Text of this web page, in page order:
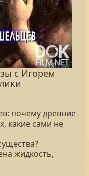
с Игорем
почему древние
какие сами не
жидкость,